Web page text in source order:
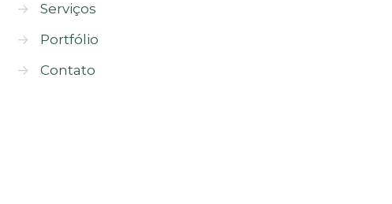
→
Serviços
→
Portfólio
→
Contato